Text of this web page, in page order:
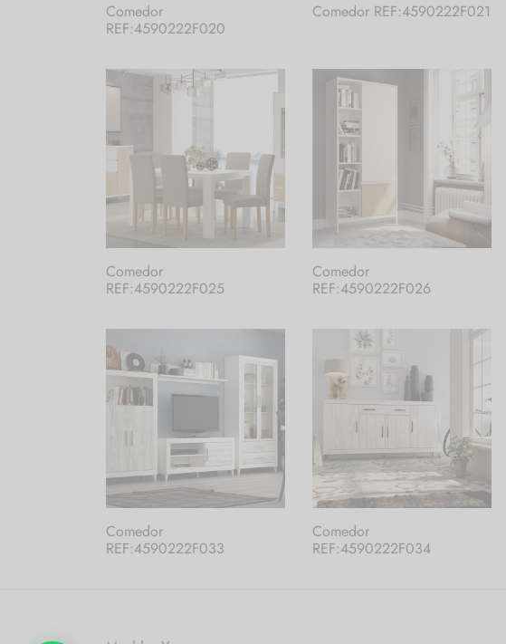
Comedor
REF:4590222F020
Comedor REF:4590222F021
Comedor
REF:4590222F025
Comedor
REF:4590222F026
Comedor
REF:4590222F033
Comedor
REF:4590222F034